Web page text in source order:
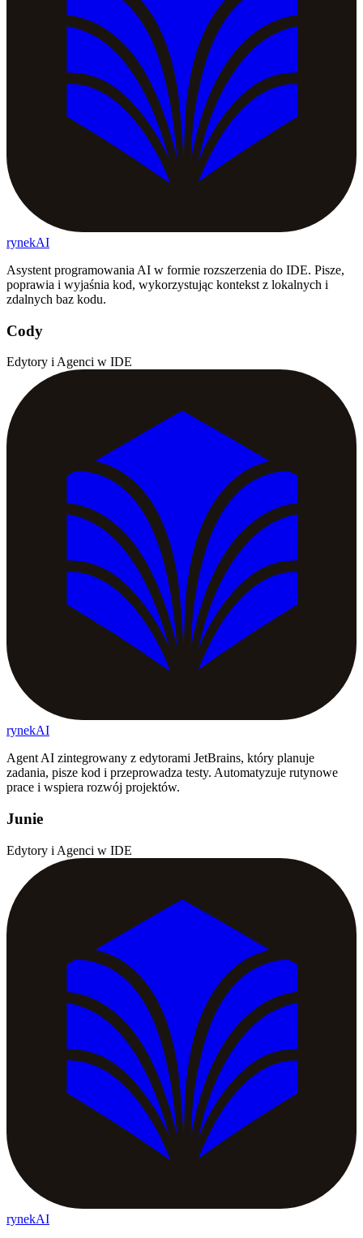
rynekAI
Asystent programowania AI w formie rozszerzenia do IDE. Pisze,
poprawia i wyjaśnia kod, wykorzystując kontekst z lokalnych i
zdalnych baz kodu.
Cody
Edytory i Agenci w IDE
rynekAI
Agent AI zintegrowany z edytorami JetBrains, który planuje
zadania, pisze kod i przeprowadza testy. Automatyzuje rutynowe
prace i wspiera rozwój projektów.
Junie
Edytory i Agenci w IDE
rynekAI